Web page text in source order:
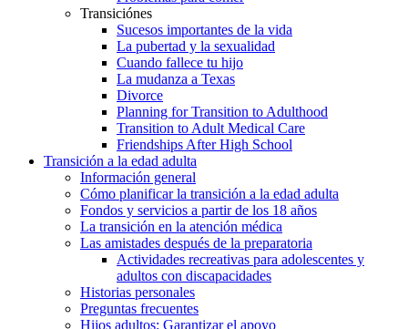
Transiciónes
Sucesos importantes de la vida
La pubertad y la sexualidad
Cuando fallece tu hijo
La mudanza a Texas
Divorce
Planning for Transition to Adulthood
Transition to Adult Medical Care
Friendships After High School
Transición a la edad adulta
Información general
Cómo planificar la transición a la edad adulta
Fondos y servicios a partir de los 18 años
La transición en la atención médica
Las amistades después de la preparatoria
Actividades recreativas para adolescentes y
adultos con discapacidades
Historias personales
Preguntas frecuentes
Hijos adultos: Garantizar el apoyo